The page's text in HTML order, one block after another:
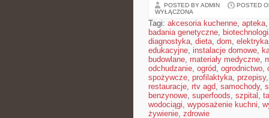
POSTED BY ADMIN POSTED
WYŁĄCZONA
Tagi: akcesoria kuchenne, apteka,
badania genetyczne,
diagnostyka, dieta, dom, elektryka
edukacyjne, instalacje domowe,
budowlane, materiały medyczne,
odchudzanie, ogród, ogrodnictwo,
spożywcze, profilaktyka, przepisy,
restauracje, rtv agd, samochody,
benzynowe, superfoods, szpital ,
wodociągi, wyposażenie kuchni,
żywienie, zdrowie